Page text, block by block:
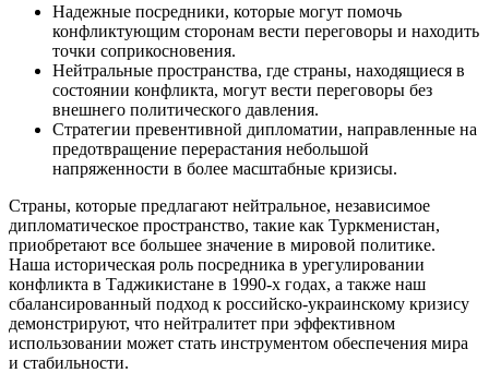
Надежные посредники, которые могут помочь
конфликтующим сторонам вести переговоры и находить
точки соприкосновения.
Нейтральные пространства, где страны, находящиеся в
состоянии конфликта, могут вести переговоры без
внешнего политического давления.
Стратегии превентивной дипломатии, направленные на
предотвращение перерастания небольшой
напряженности в более масштабные кризисы.
Страны, которые предлагают нейтральное, независимое
дипломатическое пространство, такие как Туркменистан,
приобретают все большее значение в мировой политике.
Наша историческая роль посредника в урегулировании
конфликта в Таджикистане в 1990-х годах, а также наш
сбалансированный подход к российско-украинскому кризису
демонстрируют, что нейтралитет при эффективном
использовании может стать инструментом обеспечения мира
и стабильности.